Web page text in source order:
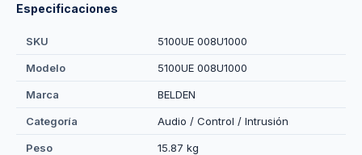
Especificaciones
SKU 5100UE 008U1000
Modelo 5100UE 008U1000
Marca BELDEN
Categoría Audio / Control / Intrusión
Peso 15.87 kg